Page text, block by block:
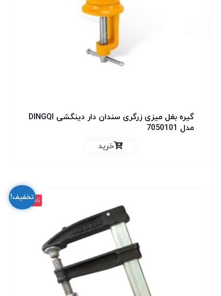
گیره بغل میزی زرگری سندان دار دینگشی DINGQI
مدل 7050101
خرید
تخفیف!
ناموجود